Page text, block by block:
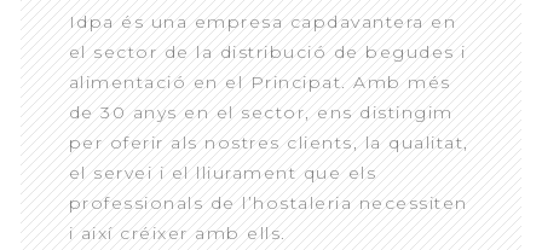
Idpa és una empresa capdavantera en
el sector de la distribució de begudes i
alimentació en el Principat. Amb més
de 30 anys en el sector, ens distingim
per oferir als nostres clients, la qualitat,
el servei i el lliurament que els
professionals de l’hostaleria necessiten
i així créixer amb ells.